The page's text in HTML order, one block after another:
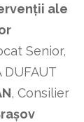
ale
Senior,
DUFAUT
, Consilier